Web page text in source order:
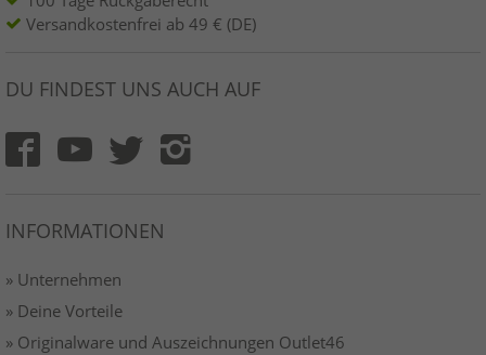
Versandkostenfrei ab 49 € (DE)
DU FINDEST UNS AUCH AUF
INFORMATIONEN
» Unternehmen
» Deine Vorteile
» Originalware und Auszeichnungen Outlet46